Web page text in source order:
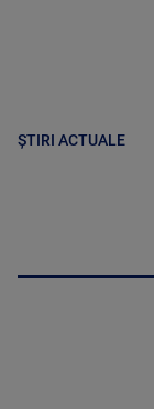
ȘTIRI ACTUALE